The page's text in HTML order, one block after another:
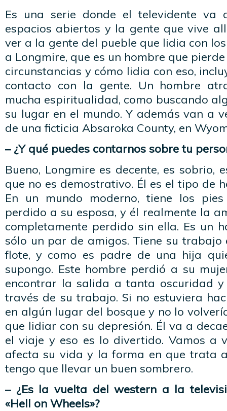
Es una serie donde el televidente va
espacios abiertos y la gente que vive
ver a la gente del pueble que lidia con
a Longmire, que es un hombre que
circunstancias y cómo lidia con eso,
contacto con la gente. Un hombre
mucha espiritualidad, como buscando
su lugar en el mundo. Y además van a
de una ficticia Absaroka County, en
– ¿Y qué puedes contarnos sobre tu
Bueno, Longmire es decente, es sobrio,
que no es demostrativo. Él es el tipo de
En un mundo moderno, tiene los
perdido a su esposa, y él realmente la
completamente perdido sin ella. Es un
sólo un par de amigos. Tiene su
flote, y como es padre de una hija
supongo. Este hombre perdió a su
encontrar la salida a tanta oscuridad
través de su trabajo. Si no estuviera
en algún lugar del bosque y no lo
que lidiar con su depresión. Él va a
el viaje y eso es lo divertido. Vamos a
afecta su vida y la forma en que trata
tengo que llevar un buen sombrero.
– ¿Es la vuelta del western a la
«Hell on Wheels»?